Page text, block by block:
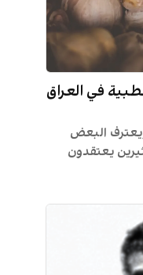
في العراق
البعض
يعتقدون